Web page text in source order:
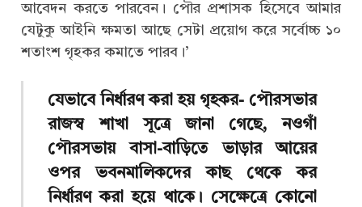
আবেদন করতে পারবেন। পৌর প্রশাসক হিসেবে আমার
যেটুকু আইনি ক্ষমতা আছে সেটা প্রয়োগ করে সর্বোচ্চ ১০
শতাংশ গৃহকর কমাতে পারব।’
যেভাবে নির্ধারণ করা হয় গৃহকর- পৌরসভার
রাজস্ব শাখা সূত্রে জানা গেছে, নওগাঁ
পৌরসভায় বাসা-বাড়িতে ভাড়ার আয়ের
ওপর ভবনমালিকদের কাছ থেকে কর
নির্ধারণ করা হয়ে থাকে। সেক্ষেত্রে কোনো